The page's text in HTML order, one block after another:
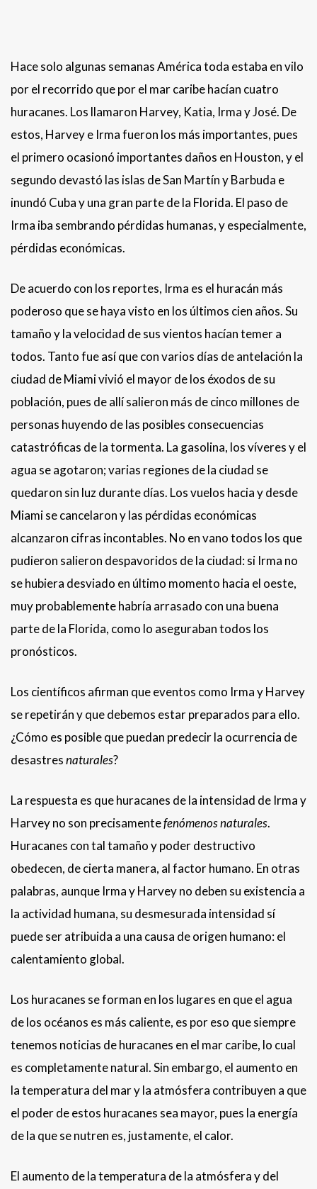
Hace solo algunas semanas América toda estaba en vilo
por el recorrido que por el mar caribe hacían cuatro
huracanes. Los llamaron Harvey, Katia, Irma y José. De
estos, Harvey e Irma fueron los más importantes, pues
el primero ocasionó importantes daños en Houston, y el
segundo devastó las islas de San Martín y Barbuda e
inundó Cuba y una gran parte de la Florida. El paso de
Irma iba sembrando pérdidas humanas, y especialmente,
pérdidas económicas.
De acuerdo con los reportes, Irma es el huracán más
poderoso que se haya visto en los últimos cien años. Su
tamaño y la velocidad de sus vientos hacían temer a
todos. Tanto fue así que con varios días de antelación la
ciudad de Miami vivió el mayor de los éxodos de su
población, pues de allí salieron más de cinco millones de
personas huyendo de las posibles consecuencias
catastróficas de la tormenta. La gasolina, los víveres y el
agua se agotaron; varias regiones de la ciudad se
quedaron sin luz durante días. Los vuelos hacia y desde
Miami se cancelaron y las pérdidas económicas
alcanzaron cifras incontables. No en vano todos los que
pudieron salieron despavoridos de la ciudad: si Irma no
se hubiera desviado en último momento hacia el oeste,
muy probablemente habría arrasado con una buena
parte de la Florida, como lo aseguraban todos los
pronósticos.
Los científicos afirman que eventos como Irma y Harvey
se repetirán y que debemos estar preparados para ello.
¿Cómo es posible que puedan predecir la ocurrencia de
desastresnaturales?
La respuesta es que huracanes de la intensidad de Irma y
Harvey no son precisamentefenómenos naturales.
Huracanes con tal tamaño y poder destructivo
obedecen, de cierta manera, al factor humano. En otras
palabras, aunque Irma y Harvey no deben su existencia a
la actividad humana, su desmesurada intensidad sí
puede ser atribuida a una causa de origen humano: el
calentamiento global.
Los huracanes se forman en los lugares en que el agua
de los océanos es más caliente, es por eso que siempre
tenemos noticias de huracanes en el mar caribe, lo cual
es completamente natural. Sin embargo, el aumento en
la temperatura del mar y la atmósfera contribuyen a que
el poder de estos huracanes sea mayor, pues la energía
de la que se nutren es, justamente, el calor.
El aumento de la temperatura de la atmósfera y del